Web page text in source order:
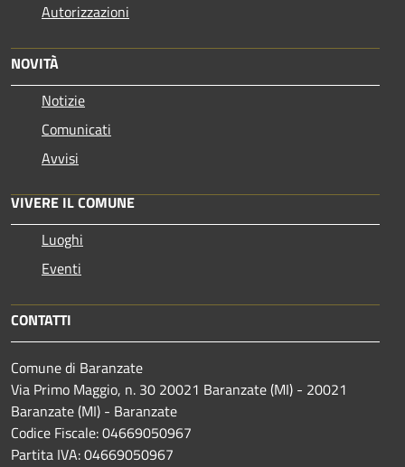
Autorizzazioni
NOVITÀ
Notizie
Comunicati
Avvisi
VIVERE IL COMUNE
Luoghi
Eventi
CONTATTI
Comune di Baranzate
Via Primo Maggio, n. 30 20021 Baranzate (MI) - 20021
Baranzate (MI) - Baranzate
Codice Fiscale: 04669050967
Partita IVA: 04669050967